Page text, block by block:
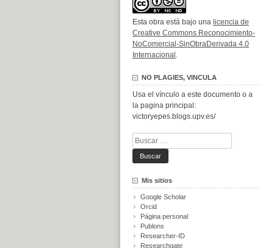
Esta obra está bajo una licencia de
Creative Commons Reconocimiento-
NoComercial-SinObraDerivada 4.0
Internacional .
NO PLAGIES, VINCULA
Usa el vínculo a este documento o a
la pagina principal:
victoryepes.blogs.upv.es/
Buscar:
Mis sitios
Google Scholar
Orcid
Página personal
Publons
Researcher-ID
Researchgate